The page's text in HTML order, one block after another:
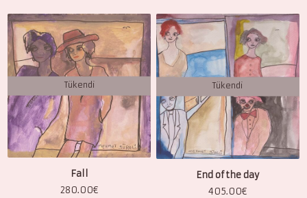
Tükendi
Fall
280.00€
Tükendi
End of the day
405.00€